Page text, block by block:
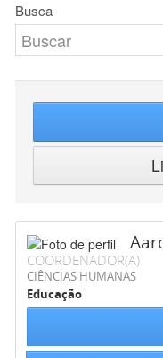
Busca
COORDENADOR(A)
CIÊNCIAS HUMANAS
Educação